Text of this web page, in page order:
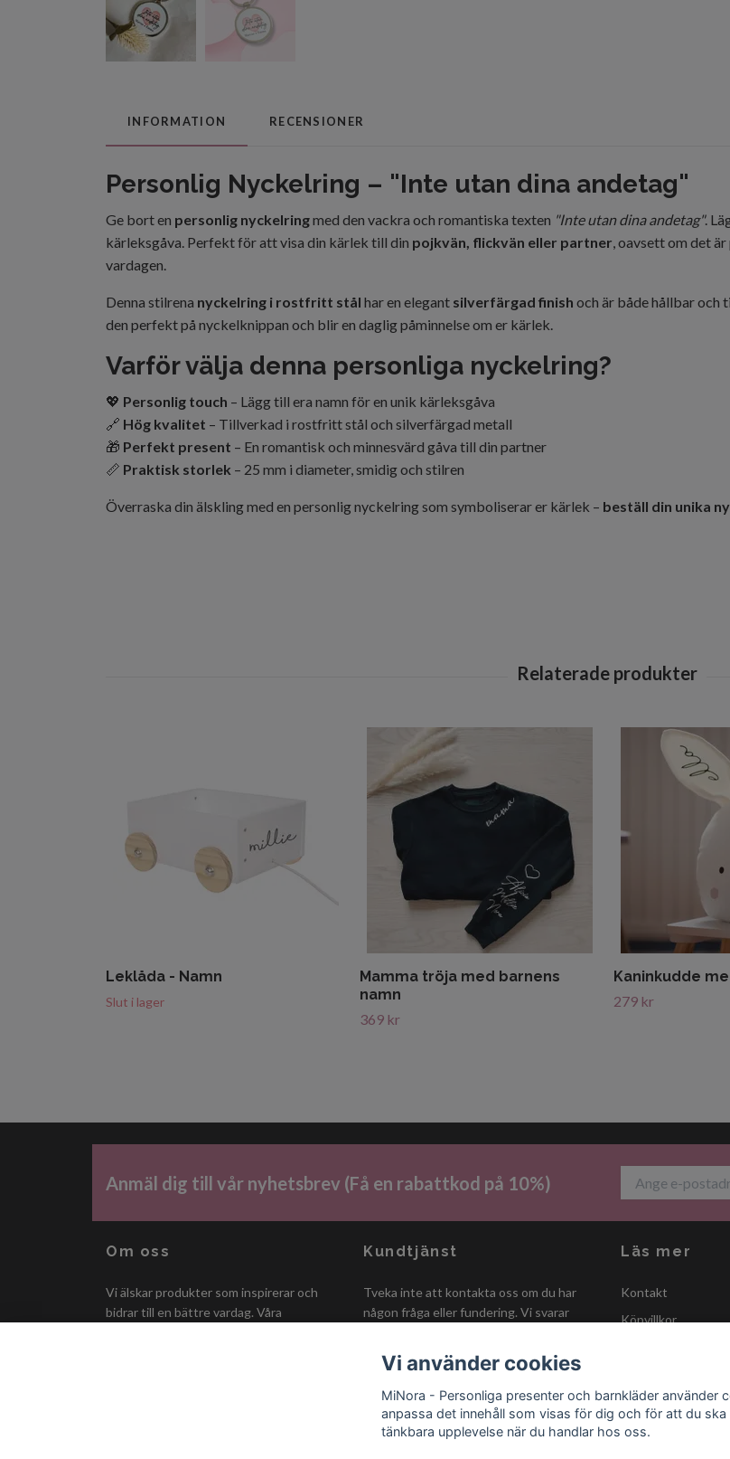
INFORMATION RECENSIONER
Personlig Nyckelring – "Inte utan dina andetag"
Ge bort en personlig nyckelringmed den vackra och romantiska texten "Inte utan dina andetag".
kärleksgåva. Perfekt för att visa din kärlek till din pojkvän, flickvän eller partner, oavsett om det
vardagen.
Denna stilrena nyckelring i rostfritt stål har en elegant silverfärgad finish och är både hållbar och
den perfekt på nyckelknippan och blir en daglig påminnelse om er kärlek.
Varför välja denna personliga nyckelring?
💖 Personlig touch – Lägg till era namn för en unik kärleksgåva
🔗 Hög kvalitet – Tillverkad i rostfritt stål och silverfärgad metall
🎁 Perfekt present – En romantisk och minnesvärd gåva till din partner
📏 Praktisk storlek – 25 mm i diameter, smidig och stilren
Överraska din älskling med en personlig nyckelring som symboliserar er kärlek – beställ din unika
Leklåda - Namn
Slut i lager
Mamma tröja med barnens
namn
369 kr
Kaninkudde
279 kr
Anmäl dig till vår nyhetsbrev (Få en rabattkod på 10%)
Om oss
Vi älskar produkter som inspirerar och
bidrar till en bättre vardag. Våra
Kundtjänst
Tveka inte att kontakta oss om du har
någon fråga eller fundering. Vi svarar
Läs mer
Kontakt
Köpvillkor
Returhantering
Vi använder cookies
MiNora - Personliga presenter och barnkläder använder
anpassa det innehåll som visas för dig och för att du ska
tänkbara upplevelse när du handlar hos oss.